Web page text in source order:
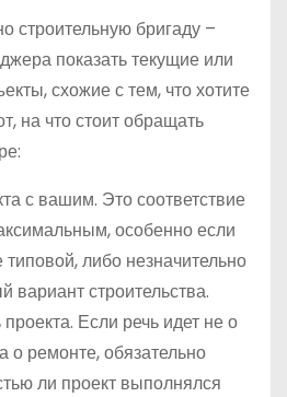
строительную бригаду –
показать текущие или
схожие с тем, что хотите
на что стоит обращать
с вашим. Это соответствие
особенно если
либо незначительно
вариант строительства.
Если речь идет не о
о ремонте, обязательно
ли проект выполнялся